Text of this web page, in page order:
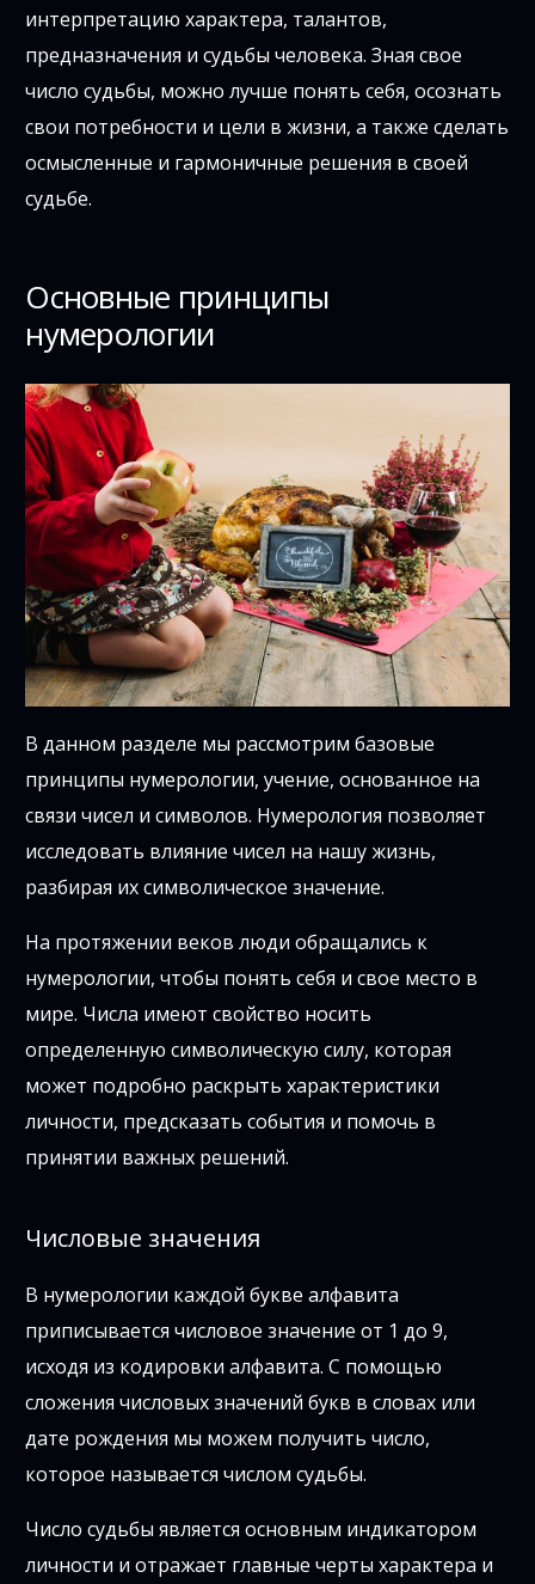
интерпретацию характера, талантов,
предназначения и судьбы человека. Зная свое
число судьбы, можно лучше понять себя, осознать
свои потребности и цели в жизни, а также сделать
осмысленные и гармоничные решения в своей
судьбе.
Основные принципы
нумерологии
В данном разделе мы рассмотрим базовые
принципы нумерологии, учение, основанное на
связи чисел и символов. Нумерология позволяет
исследовать влияние чисел на нашу жизнь,
разбирая их символическое значение.
На протяжении веков люди обращались к
нумерологии, чтобы понять себя и свое место в
мире. Числа имеют свойство носить
определенную символическую силу, которая
может подробно раскрыть характеристики
личности, предсказать события и помочь в
принятии важных решений.
Числовые значения
В нумерологии каждой букве алфавита
приписывается числовое значение от 1 до 9,
исходя из кодировки алфавита. С помощью
сложения числовых значений букв в словах или
дате рождения мы можем получить число,
которое называется числом судьбы.
Число судьбы является основным индикатором
личности и отражает главные черты характера и